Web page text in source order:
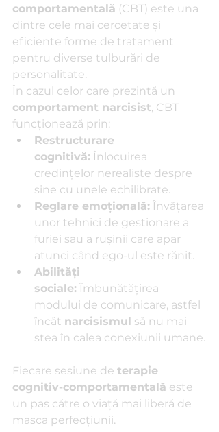
comportamentală (CBT) este una
dintre cele mai cercetate și
eficiente forme de tratament
pentru diverse tulburări de
personalitate.
În cazul celor care prezintă un
comportament narcisist, CBT
funcționează prin:
Restructurare
cognitivă: Înlocuirea
credințelor nerealiste despre
sine cu unele echilibrate.
Reglare emoțională: Învățarea
unor tehnici de gestionare a
furiei sau a rușinii care apar
atunci când ego-ul este rănit.
Abilități
sociale: Îmbunătățirea
modului de comunicare, astfel
încât narcisismul să nu mai
stea în calea conexiunii umane.
Fiecare sesiune de terapie
cognitiv-comportamentală este
un pas către o viață mai liberă de
masca perfecțiunii.